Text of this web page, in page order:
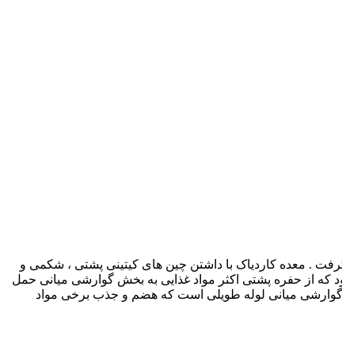
. معده کاردیاک با داشتن چین های کیتینی پشتی ، شکمی و
از حفره پشتی اکثر مواد غذایی به بخش گوارشی میانی حمل
گوارشی میانی لوله طویلی است که هضم و جذب برخی مواد